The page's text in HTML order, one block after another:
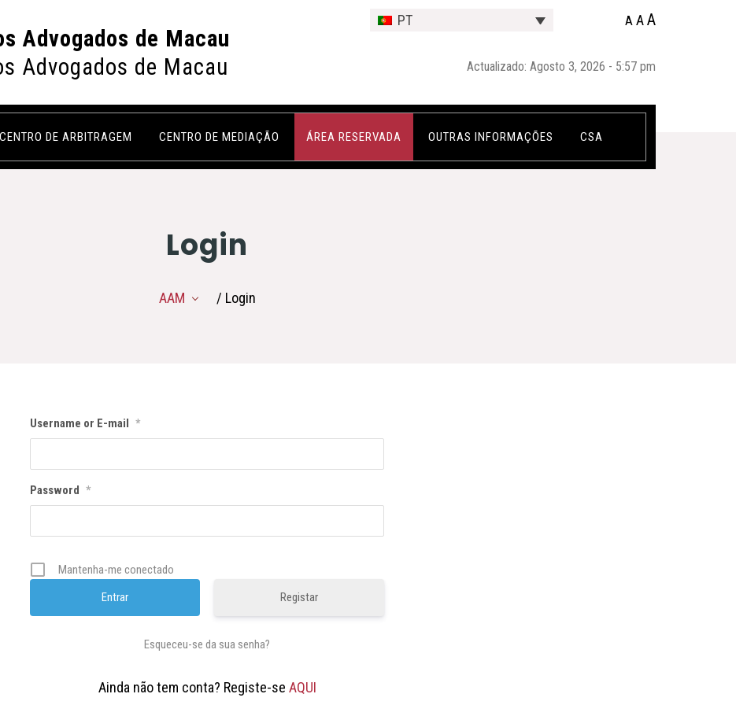
Advogados de Macau
Advogados de Macau
PT A AA
Actualizado: Agosto 3, 2026 - 5:57 pm
CENTRO DE ARBITRAGEM CENTRO DE MEDIAÇÃO ÁREA RESERVADA OUTRAS INFORMAÇÕES CSA
Login
AAM / Login
Username or E-mail *
Password *
Mantenha-me conectado
Registar
Esqueceu-se da sua senha?
Ainda não tem conta? Registe-se AQUI